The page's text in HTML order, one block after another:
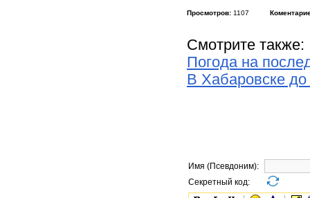
Просмотров: 1107
Смотрите также:
Погода на
В Хабаровске до
Имя (Псевдоним):
Секретный код: